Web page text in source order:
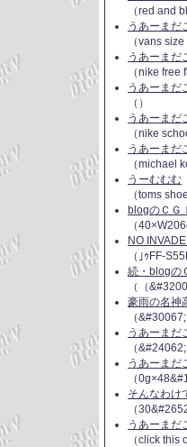
（red and
うあーまだ
（vans size
うあーまだ
（nike free
うあーまだ
（）
うあーまだ
（nike
うあーまだ
（michael
うーむむむ
（toms
blogのＣＧ
（
NO
（｣ｩFF-
続・blogの
（（
豪雨の名神
（
うあーまだ
（
うあーまだ
（
そんなわけ
（
うあーまだ
（click this